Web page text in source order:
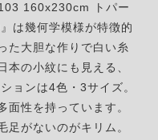
160x230cm トパー
は幾何学模様が特徴的
た大胆な作りで白い糸
本の小紋にも見える、
ョンは4色・3サイズ。
面性を持っています。
足がないのがキリム。